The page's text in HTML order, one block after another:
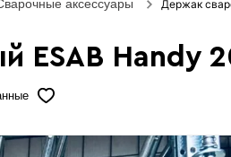
аксессуары Держак
ESAB Handy